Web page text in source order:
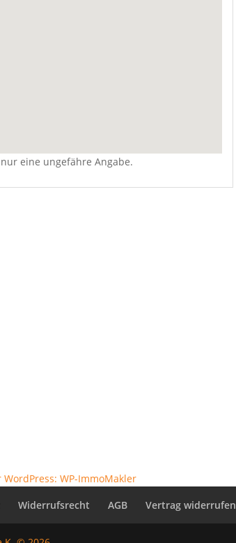
eine ungefähre Angabe.
WP-ImmoMakler
Widerrufsrecht AGB Vertrag widerrufen